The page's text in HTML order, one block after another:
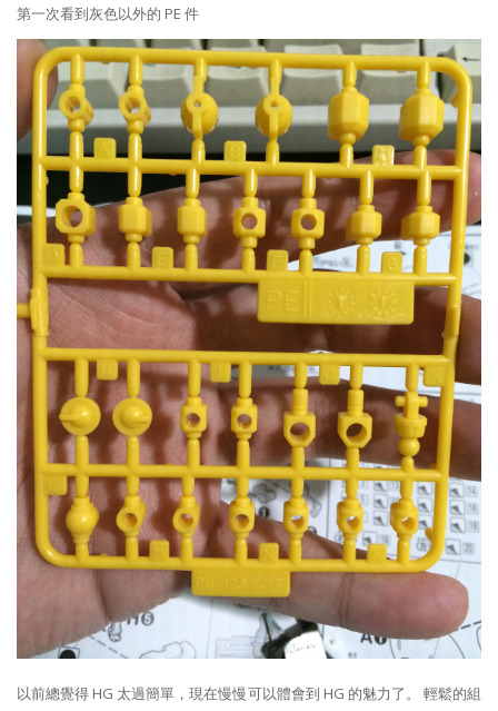
第一次看到灰色以外的 PE 件
以前總覺得 HG 太過簡單，現在慢慢可以體會到 HG 的魅力了。 輕鬆的組